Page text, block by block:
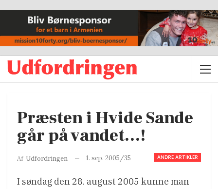
Præsten i Hvide Sande
går på vandet…!
ANDRE ARTIKLER
Af Udfordringen 1. sep. 2005/35
I søndag den 28. august 2005 kunne man